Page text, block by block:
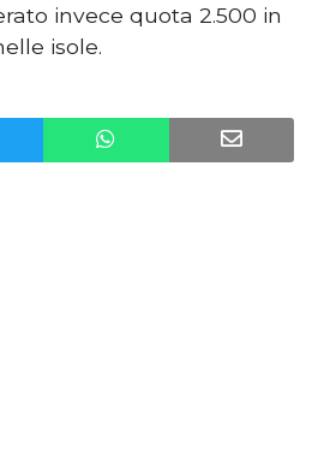
invece quota 2.500 in
isole.